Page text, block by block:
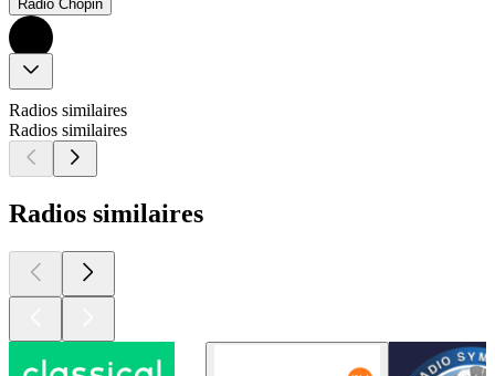
Radio Chopin
Radios similaires
Radios similaires
Radios similaires